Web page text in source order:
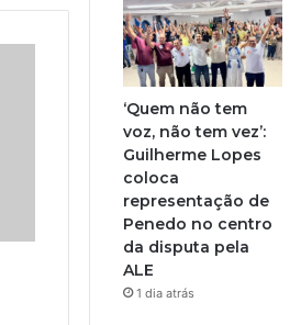
‘Quem não tem
voz, não tem vez’:
Guilherme Lopes
coloca
representação de
Penedo no centro
da disputa pela
ALE
1 dia atrás